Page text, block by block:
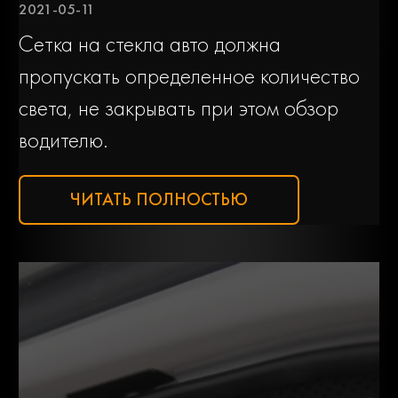
Great wall
Honda
Hummer
Infiniti
2021-05-11
Сетка на стекла авто должна
пропускать определенное количество
света, не закрывать при этом обзор
водителю.
ЧИТАТЬ ПОЛНОСТЬЮ